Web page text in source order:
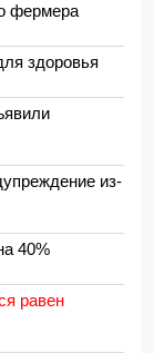
фермера
здоровья
из-
40%
равен